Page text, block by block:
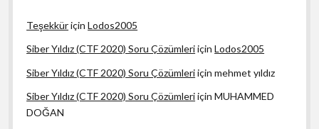
TeşekküriçinLodos2005
Siber Yıldız (CTF 2020) Soru ÇözümleriiçinLodos2005
Siber Yıldız (CTF 2020) Soru Çözümleriiçinmehmet yıldız
Siber Yıldız (CTF 2020) Soru ÇözümleriiçinMUHAMMED
DOĞAN